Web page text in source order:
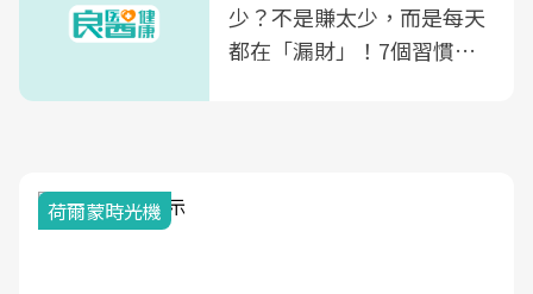
少？不是賺太少，而是每天
都在「漏財」！7個習慣一
荷爾蒙時光機